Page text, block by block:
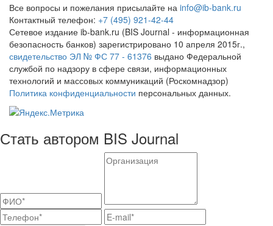
Все вопросы и пожелания присылайте на info@ib-bank.ru
Контактный телефон: +7 (495) 921-42-44
Сетевое издание ib-bank.ru (BIS Journal - информационная
безопасность банков) зарегистрировано 10 апреля 2015г.,
свидетельство ЭЛ № ФС 77 - 61376 выдано Федеральной
службой по надзору в сфере связи, информационных
технологий и массовых коммуникаций (Роскомнадзор)
Политика конфиденциальности персональных данных.
Стать автором BIS Journal